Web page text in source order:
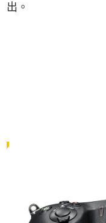
出。